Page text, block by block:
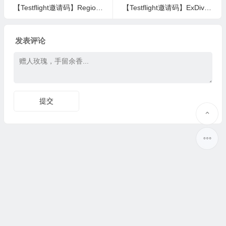
【Testflight邀请码】Regio Magio 【Testflight邀请码】ExDividend – Dividend Tracker
发表评论